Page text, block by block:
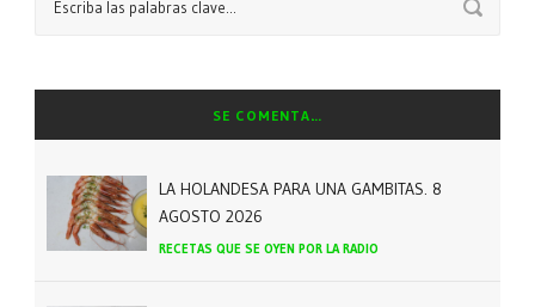
SE COMENTA…
LA HOLANDESA PARA UNA GAMBITAS. 8
AGOSTO 2026
RECETAS QUE SE OYEN POR LA RADIO